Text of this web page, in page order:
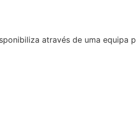
através de uma